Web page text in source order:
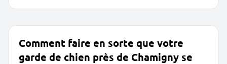
Comment faire en sorte que votre
garde de chien près de Chamigny se